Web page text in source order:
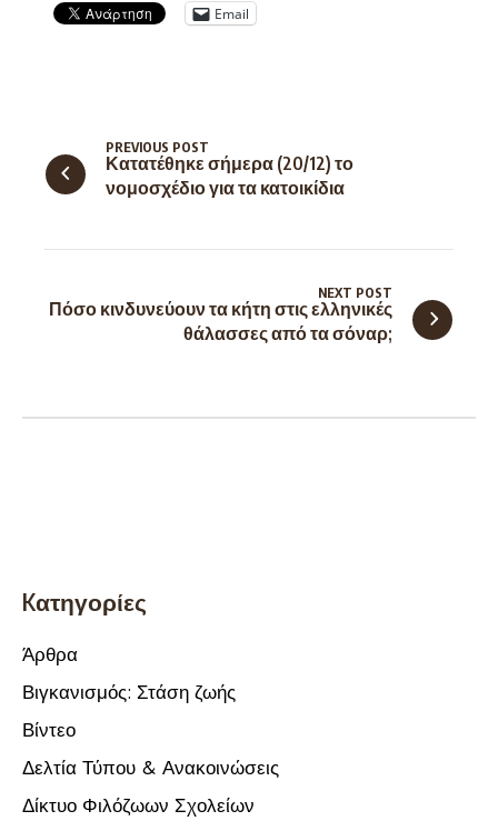
Email
Κατατέθηκε σήμερα (20/12) το
νομοσχέδιο για τα κατοικίδια
PREVIOUS POST
Πόσο κινδυνεύουν τα κήτη στις ελληνικές
θάλασσες από τα σόναρ;
NEXT POST
Kατηγορίες
Άρθρα
Βιγκανισμός: Στάση ζωής
Βίντεο
Δελτία Τύπου & Ανακοινώσεις
Δίκτυο Φιλόζωων Σχολείων